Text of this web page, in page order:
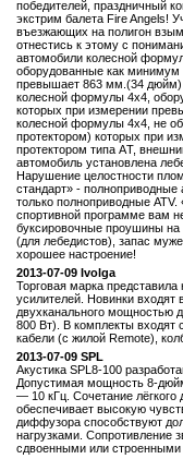
победителей, праздничный
экстрим балета Fire Angels!
въезжающих на полигон
отнестись к этому с
автомобили колесной
оборудованные как
превышает 863 мм.(34 дюйм).
колесной формулы 4х4,
которых при измерении
колесной формулы 4х4, не
протектором) которых при
протектором типа АT,
автомобиль установлена
Нарушение целостности
стандарт» - полноприводные
только полноприводные ATV.
спортивной программе вам
буксировочные проушины на
(для лебедистов), запас
хорошее настроение!
2013-07-09 Ivolga
Торговая марка
усилителей. Новинки входят
двухканального мощностью
800 Вт). В комплекты входят
кабели (с жилой Remote),
2013-07-09 SPL
Акустика SPL8-100
Допустимая мощность 8-
— 10 кГц. Сочетание
обеспечивает высокую
диффузора способствуют
нагрузками. Сопротивление
сдвоенными или